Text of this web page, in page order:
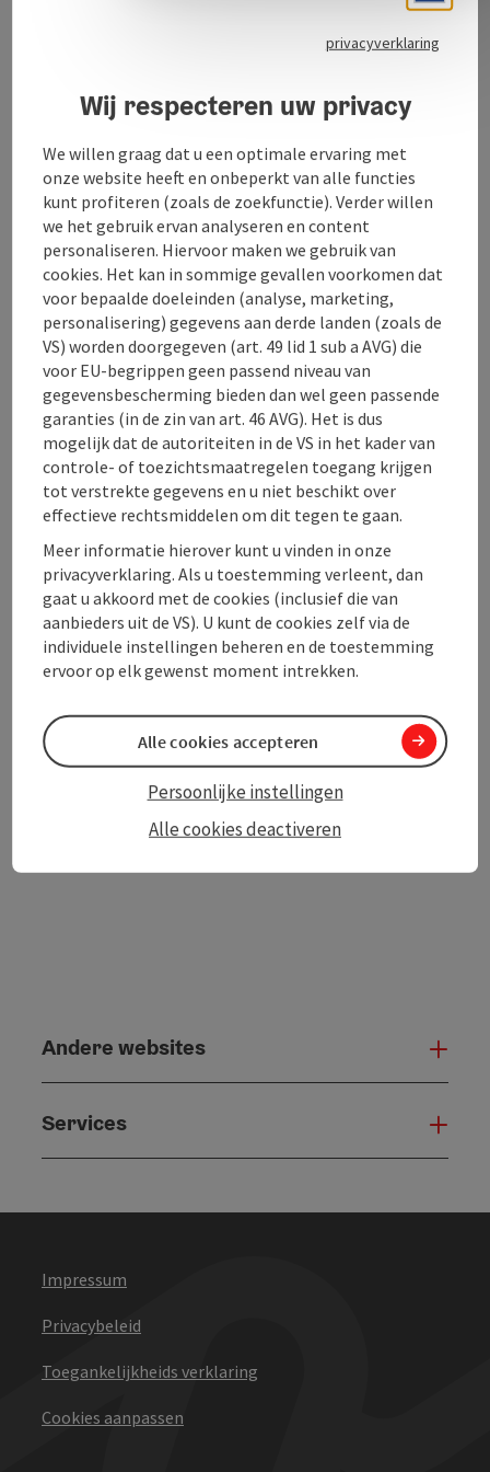
Keuken
Inrichting
Ligging
Geschiktheid
Toegankelijkheid
Lidmaatschappen
PDF aanmaken In de buurt
TOURDATA
Andere websites
Services
Impressum
Privacybeleid
Toegankelijkheids verklaring
Cookies aanpassen
privacyverklaring
Wij respecteren uw privacy
We willen graag dat u een optimale ervaring met
onze website heeft en onbeperkt van alle functies
kunt profiteren (zoals de zoekfunctie). Verder willen
we het gebruik ervan analyseren en content
personaliseren. Hiervoor maken we gebruik van
cookies. Het kan in sommige gevallen voorkomen dat
voor bepaalde doeleinden (analyse, marketing,
personalisering) gegevens aan derde landen (zoals de
VS) worden doorgegeven (art. 49 lid 1 sub a AVG) die
voor EU-begrippen geen passend niveau van
gegevensbescherming bieden dan wel geen passende
garanties (in de zin van art. 46 AVG). Het is dus
mogelijk dat de autoriteiten in de VS in het kader van
controle- of toezichtsmaatregelen toegang krijgen
tot verstrekte gegevens en u niet beschikt over
effectieve rechtsmiddelen om dit tegen te gaan.
Meer informatie hierover kunt u vinden in onze
privacyverklaring. Als u toestemming verleent, dan
gaat u akkoord met de cookies (inclusief die van
aanbieders uit de VS). U kunt de cookies zelf via de
individuele instellingen beheren en de toestemming
ervoor op elk gewenst moment intrekken.
Alle cookies deactiveren
Persoonlijke instellingen
Alle cookies accepteren